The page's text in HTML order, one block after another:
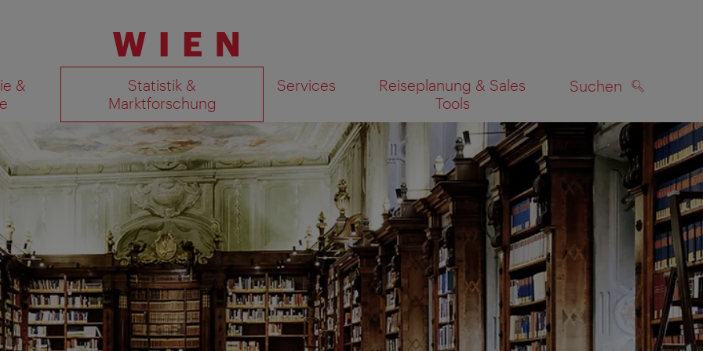
&
Statistik &
Marktforschung
Services
Reiseplanung & Sales
Tools
Suchen
Suchergebnisse auf Karte anzeigen SUCHEN